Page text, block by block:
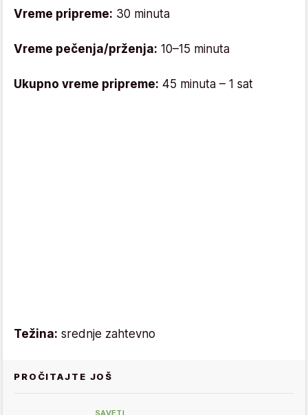
Vreme pripreme: 30 minuta
Vreme pečenja/prženja: 10–15 minuta
Ukupno vreme pripreme: 45 minuta – 1 sat
Težina: srednje zahtevno
PROČITAJTE JOŠ
SAVETI